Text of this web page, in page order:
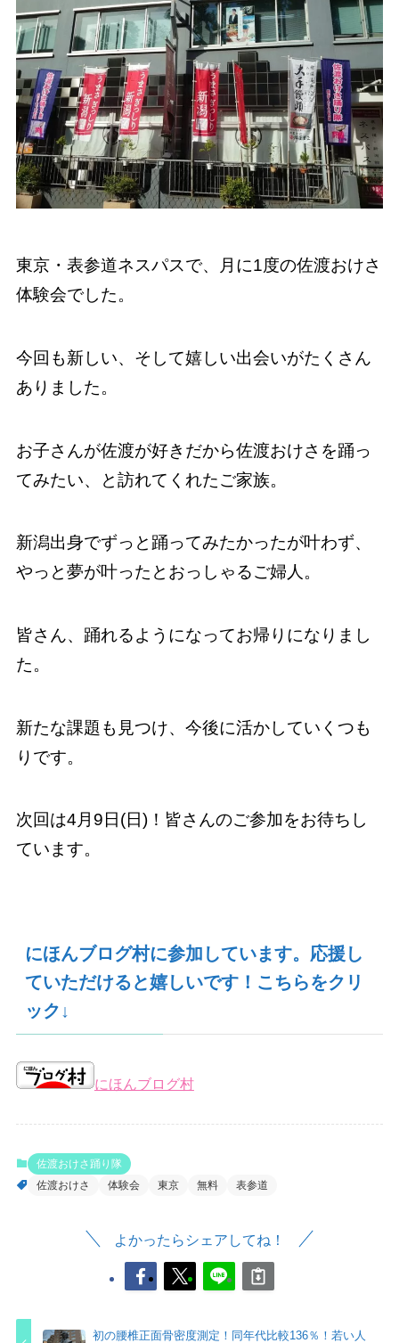
東京・表参道ネスパスで、月に1度の佐渡おけさ
体験会でした。
今回も新しい、そして嬉しい出会いがたくさん
ありました。
お子さんが佐渡が好きだから佐渡おけさを踊っ
てみたい、と訪れてくれたご家族。
新潟出身でずっと踊ってみたかったが叶わず、
やっと夢が叶ったとおっしゃるご婦人。
皆さん、踊れるようになってお帰りになりまし
た。
新たな課題も見つけ、今後に活かしていくつも
りです。
次回は4月9日(日)！皆さんのご参加をお待ちし
ています。
にほんブログ村に参加しています。応援し
ていただけると嬉しいです！こちらをクリ
ック↓
にほんブログ村
佐渡おけさ踊り隊
佐渡おけさ
体験会 東京 無料 表参道
よかったらシェアしてね！
初の腰椎正面骨密度測定！同年代比較136％！若い人